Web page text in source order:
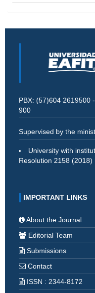
PBX: (57)604 2619500
900
Supervised by the
University with
Resolution 2158 (2018)
IMPORTANT LINKS
About the Journal
Editorial Team
Submissions
Contact
ISSN : 2344-8172